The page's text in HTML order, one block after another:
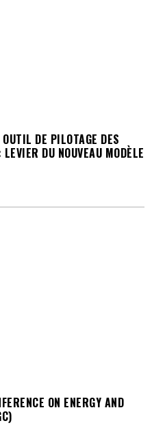
DE PILOTAGE DES
DU NOUVEAU MODÈLE
ON ENERGY AND